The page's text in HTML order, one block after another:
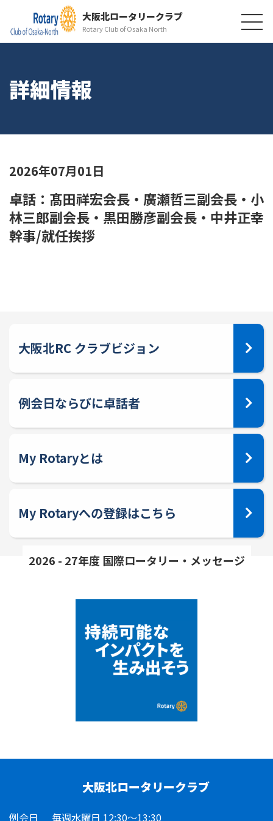
大阪北ロータリークラブ
Rotary Club of Osaka North
詳細情報
2026年07月01日
卓話：髙田祥宏会長・廣瀬哲三副会長・小
林三郎副会長・黒田勝彦副会長・中井正幸
幹事/就任挨拶
大阪北RC クラブビジョン
例会日ならびに卓話者
My Rotaryとは
My Rotaryへの登録はこちら
2026 - 27年度 国際ロータリー・メッセージ
大阪北ロータリークラブ
例会日 毎週水曜日 12:30～13:30